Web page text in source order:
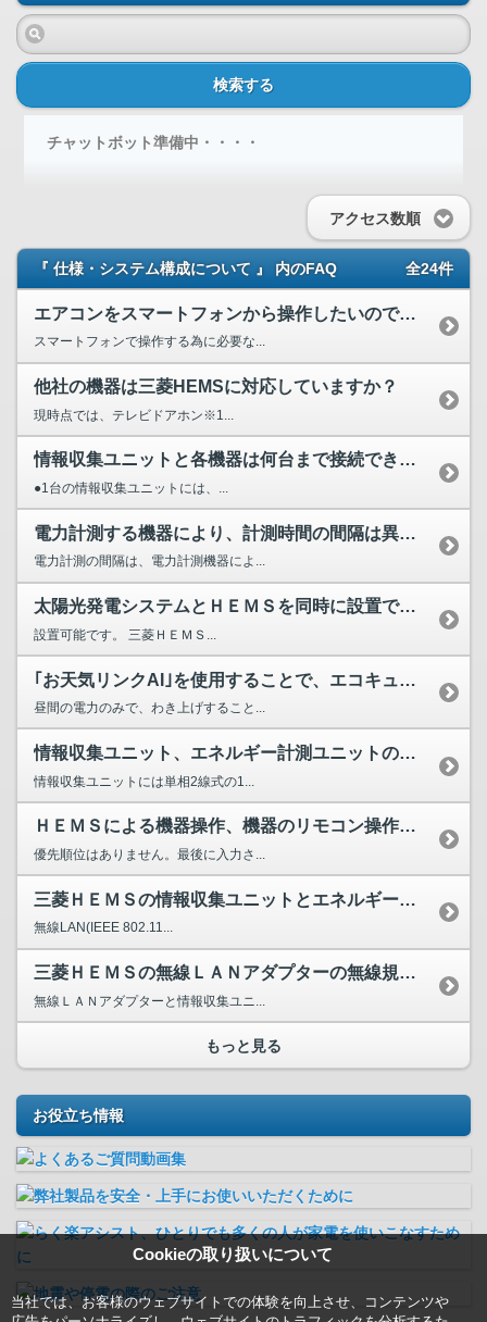
Cookieの取り扱いについて
当社では、お客様のウェブサイトでの体験を向上させ、コンテンツや
検索する
チャットボット準備中・・・・
アクセス数順
『 仕様・システム構成について 』 内のFAQ 全24件
エアコンをスマートフォンから操作したいのですが、 無線LA...
スマートフォンで操作する為に必要な...
他社の機器は三菱HEMSに対応していますか？
現時点では、テレビドアホン※1...
情報収集ユニットと各機器は何台まで接続できますか？
●1台の情報収集ユニットには、...
電力計測する機器により、計測時間の間隔は異なりますか？
電力計測の間隔は、電力計測機器によ...
太陽光発電システムとＨＥＭＳを同時に設置できますか？
設置可能です。 三菱ＨＥＭＳ...
｢お天気リンクAI｣を使用することで、エコキュートは夜間わ...
昼間の電力のみで、わき上げすること...
情報収集ユニット、エネルギー計測ユニットの電源は何Ｖですか？
情報収集ユニットには単相2線式の1...
ＨＥＭＳによる機器操作、機器のリモコン操作はどちらが優先さ...
優先順位はありません。最後に入力さ...
三菱ＨＥＭＳの情報収集ユニットとエネルギー計測ユニットとの...
無線LAN(IEEE 802.11...
三菱ＨＥＭＳの無線ＬＡＮアダプターの無線規格は何ですか？
無線ＬＡＮアダプターと情報収集ユニ...
もっと見る
お役立ち情報